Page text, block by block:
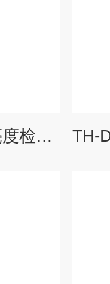
TH-DW1隧道洞外亮度检测器